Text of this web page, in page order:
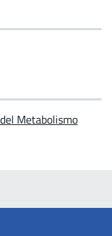
Metabolismo